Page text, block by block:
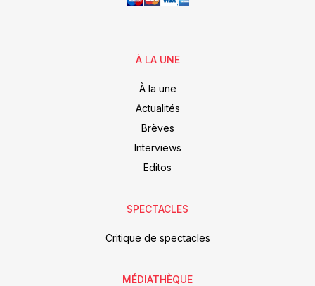
À LA UNE
À la une
Actualités
Brèves
Interviews
Editos
SPECTACLES
Critique de spectacles
MÉDIATHÈQUE